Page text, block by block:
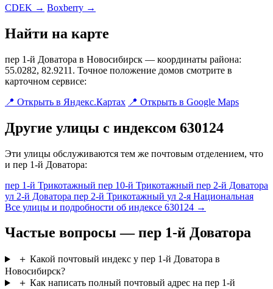
CDEK → Boxberry →
Найти на карте
пер 1-й Доватора в Новосибирск — координаты района:
55.0282, 82.9211. Точное положение домов смотрите в
карточном сервисе:
📍 Открыть в Яндекс.Картах 📍 Открыть в Google Maps
Другие улицы с индексом 630124
Эти улицы обслуживаются тем же почтовым отделением, что
и пер 1-й Доватора:
пер 1-й Трикотажный пер 10-й Трикотажный пер 2-й Доватора
ул 2-й Доватора пер 2-й Трикотажный ул 2-я Национальная
Все улицы и подробности об индексе 630124 →
Частые вопросы — пер 1-й Доватора
＋ Какой почтовый индекс у пер 1-й Доватора в
Новосибирск?
＋ Как написать полный почтовый адрес на пер 1-й